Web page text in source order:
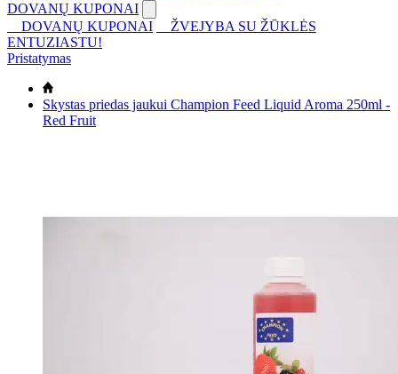
DOVANŲ KUPONAI
DOVANŲ KUPONAI
ŽVEJYBA SU ŽŪKLĖS
ENTUZIASTU!
Pristatymas
Skystas priedas jaukui Champion Feed Liquid Aroma 250ml -
Red Fruit